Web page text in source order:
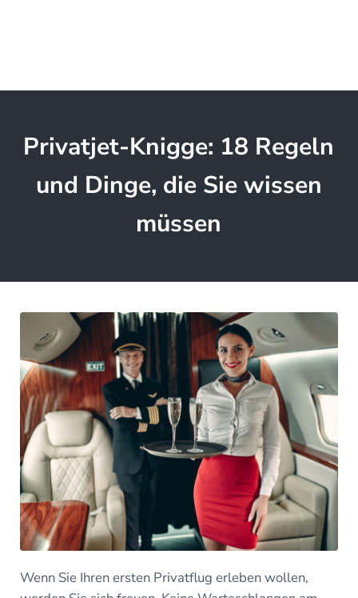
Privatjet-Knigge: 18 Regeln
und Dinge, die Sie wissen
müssen
Wenn Sie Ihren ersten Privatflug erleben wollen,